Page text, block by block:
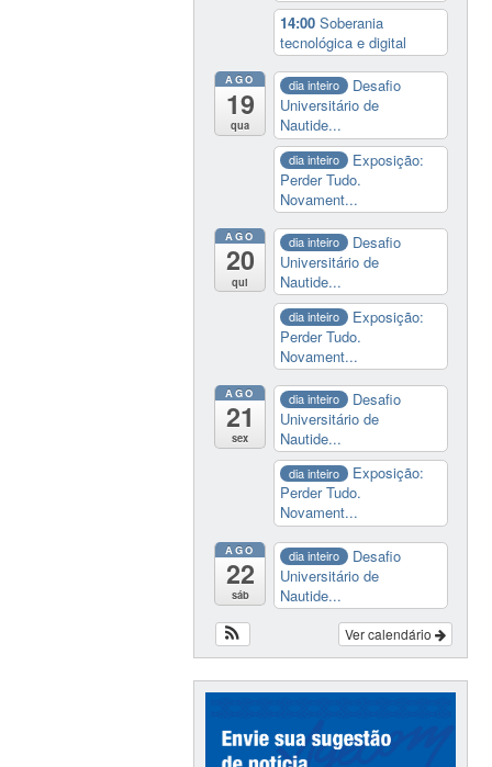
14:00Soberania
tecnológica e digital
AGO
19
qua
dia inteiro
Desafio
Universitário de
Nautide...
dia inteiro
Exposição:
Perder Tudo.
Novament...
AGO
20
qui
dia inteiro
Desafio
Universitário de
Nautide...
dia inteiro
Exposição:
Perder Tudo.
Novament...
AGO
21
sex
dia inteiro
Desafio
Universitário de
Nautide...
dia inteiro
Exposição:
Perder Tudo.
Novament...
AGO
22
sáb
dia inteiro
Desafio
Universitário de
Nautide...
Ver calendário